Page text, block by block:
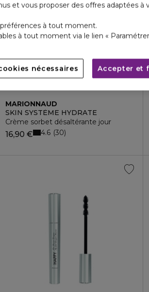
MARIONNAUD
SKIN SYSTÈME HYDRATE
Crème sorbet désaltérante jour
16,90 € 4.6 30
et vous proposer des offres adaptées à
à tout moment.
à tout moment via le lien «
nécessaires Accepter et